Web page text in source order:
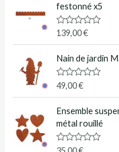
s
u
r
5
festonné x5
N
e
s
u
r
5
139,00€
Nain de jardin
N
e
s
u
r
49,00€
Ensemble
métal rouillé
N